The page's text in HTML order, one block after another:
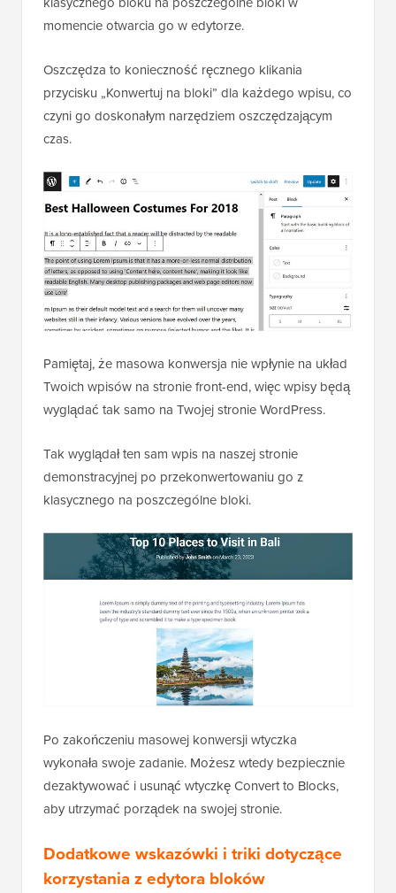
momencie otwarcia go w edytorze.
Oszczędza to konieczność ręcznego klikania
przycisku „Konwertuj na bloki” dla każdego wpisu, co
czyni go doskonałym narzędziem oszczędzającym
czas.
Pamiętaj, że masowa konwersja nie wpłynie na układ
Twoich wpisów na stronie front-end, więc wpisy będą
wyglądać tak samo na Twojej stronie WordPress.
Tak wyglądał ten sam wpis na naszej stronie
demonstracyjnej po przekonwertowaniu go z
klasycznego na poszczególne bloki.
Po zakończeniu masowej konwersji wtyczka
wykonała swoje zadanie. Możesz wtedy bezpiecznie
dezaktywować i usunąć wtyczkę Convert to Blocks,
aby utrzymać porządek na swojej stronie.
Dodatkowe wskazówki i triki dotyczące
korzystania z edytora bloków